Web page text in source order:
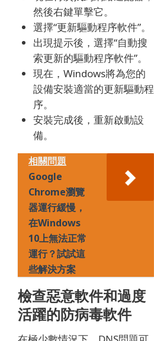
然後右鍵單擊它。
選擇“更新驅動程序軟件”。
出現提示後，選擇“自動搜
索更新的驅動程序軟件”。
現在，Windows將為您的
設備安裝適當的更新驅動程
序。
安裝完成後，重新啟動設
備。
相關問題
Google
Chrome瀏覽
器運行緩慢，
在Windows
10上無法正常
運行？試試這
些解決方案
檢查惡意軟件和過度
活躍的防病毒軟件